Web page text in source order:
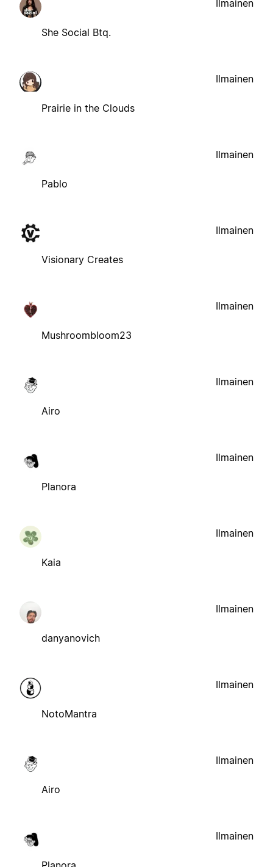
She Social Btq.
Ilmainen
Prairie in the Clouds
Ilmainen
Pablo
Ilmainen
Visionary Creates
Ilmainen
Mushroombloom23
Ilmainen
Airo
Ilmainen
Planora
Ilmainen
Kaia
Ilmainen
danyanovich
Ilmainen
NotoMantra
Ilmainen
Airo
Ilmainen
Ilmainen